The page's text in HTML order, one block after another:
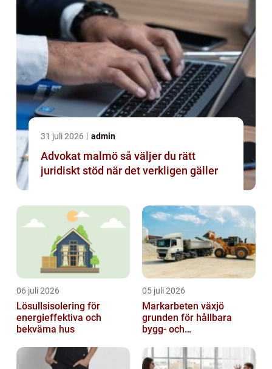
31 juli 2026 admin
Advokat malmö så väljer du rätt
juridiskt stöd när det verkligen gäller
06 juli 2026
Lösullsisolering för
energieffektiva och
bekväma hus
05 juli 2026
Markarbeten växjö
grunden för hållbara
bygg- och